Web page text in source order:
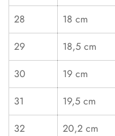
28
18 cm
29
18,5 cm
30
19 cm
31
19,5 cm
32
20,2 cm